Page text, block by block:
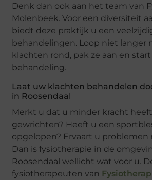
Denk dan ook aan het team van
Molenbeek. Voor een diversiteit
biedt deze praktijk u een
behandelingen. Loop niet langer
klachten rond, pak ze aan en
behandeling.
Laat uw klachten behandelen
in Roosendaal
Merkt u dat u minder kracht
gewrichten? Heeft u een
opgelopen? Ervaart u
Dan is fysiotherapie in de
Roosendaal wellicht wat voor u.
fysiotherapeuten van